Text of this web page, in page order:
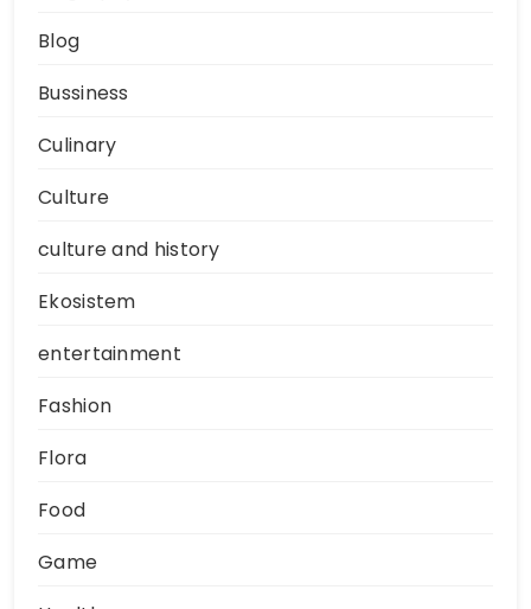
Blog
Bussiness
Culinary
Culture
culture and history
Ekosistem
entertainment
Fashion
Flora
Food
Game